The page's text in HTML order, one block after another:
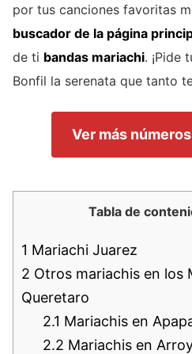
por tus canciones favoritas
buscador de la página
de ti bandas mariachi. ¡Pide
Bonfil la serenata que tanto
Ver más
Tabla de
1 Mariachi Juarez
2 Otros mariachis en los
Queretaro
2.1 Mariachis en
2.2 Mariachis en